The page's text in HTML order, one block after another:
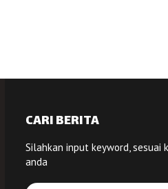
CARI BERITA
Silahkan input keyword, sesuai
anda